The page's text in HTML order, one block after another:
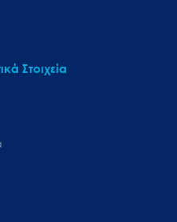
Στοιχεία